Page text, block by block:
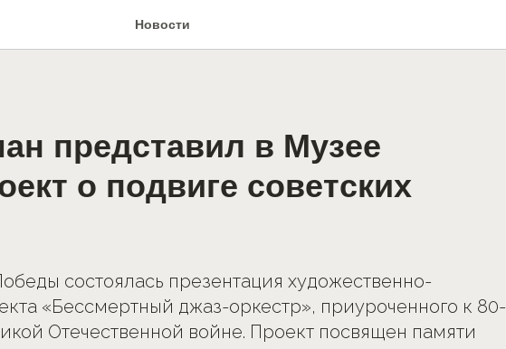
Новости
представил в Музее
о подвиге советских
состоялась презентация художественно-
«Бессмертный джаз-оркестр», приуроченного к 80-
Отечественной войне. Проект посвящен памяти